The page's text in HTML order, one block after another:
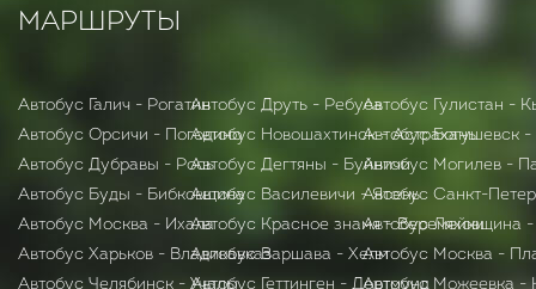
МАРШРУТЫ
Автобус Галич - Рогатин
Автобус Орсичи - Погодино
Автобус Дубравы - Рось
Автобус Буды - Бибковщина
Автобус Москва - Ихала
Автобус Харьков - Владикавказ
Автобус Челябинск - Учалы
Автобус Друть - Ребуса
Автобус Новошахтинск - Астрахань
Автобус Дегтяны - Буйничи
Автобус Василевичи - Ясень
Автобус Красное знамя - Веремейки
Автобус Варшава - Хелм
Автобус Геттинген - Дортмунд
Автобус Гулистан -
Автобус Богушевск
Автобус Могилев -
Автобус Санкт-
Автобус Ляховщина
Автобус Москва -
Автобус Можеевка -